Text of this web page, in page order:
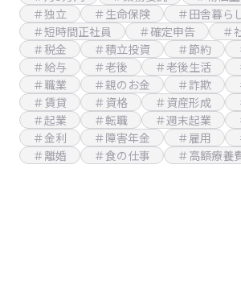
＃独立
＃生命保険
＃田舎暮ら
＃短時間正社員
＃確定申告
＃
＃税金
＃積立投資 ＃節約
＃給与
＃老後 ＃老後生活
＃職業
＃親のお金 ＃詐欺
＃賃貸
＃資格 ＃資産形成
＃起業
＃転職 ＃週末起業
＃金利
＃障害年金 ＃雇用
＃離婚
＃食の仕事 ＃高額療養